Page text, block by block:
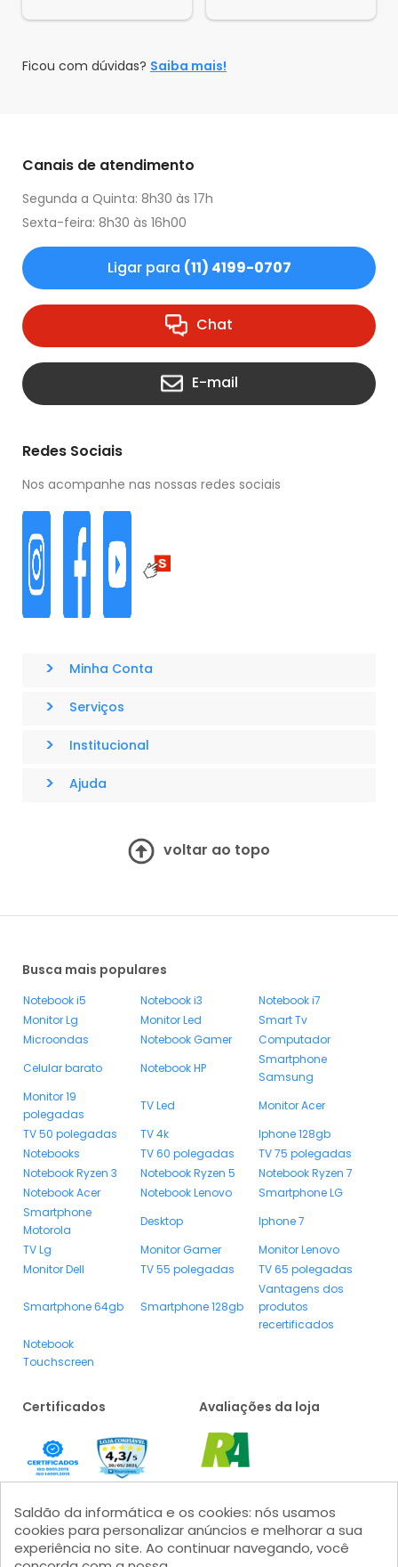
Ficou com dúvidas? Saiba mais!
Canais de atendimento
Segunda a Quinta: 8h30 às 17h
Sexta-feira: 8h30 às 16h00
Ligar para (11) 4199-0707
Chat
E-mail
Redes Sociais
Nos acompanhe nas nossas redes sociais
> Minha Conta
> Serviços
> Institucional
> Ajuda
voltar ao topo
Busca mais populares
Notebook i5 Notebook i3
Notebook i7
Monitor Lg
Monitor Led
Smart Tv
Microondas
Notebook Gamer
Computador
Celular barato
Notebook HP
Smartphone
Samsung
Monitor 19
polegadas
TV Led
Monitor Acer
TV 50 polegadas
TV 4k
Iphone 128gb
Notebooks
TV 60 polegadas
TV 75 polegadas
Notebook Ryzen 3
Notebook Ryzen 5
Notebook Ryzen 7
Notebook Acer
Notebook Lenovo
Smartphone LG
Smartphone
Motorola
Desktop
Iphone 7
TV Lg
Monitor Gamer
Monitor Lenovo
Monitor Dell
TV 55 polegadas TV 65 polegadas
Smartphone 64gb Smartphone 128gb
Vantagens dos
produtos
recertificados
Notebook
Touchscreen
Certificados Avaliações da loja
Saldão da informática e os cookies: nós usamos
cookies para personalizar anúncios e melhorar a sua
experiência no site. Ao continuar navegando, você